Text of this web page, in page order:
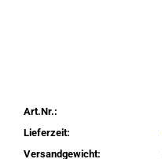
Art.Nr.:
Lieferzeit:
Versandgewicht: